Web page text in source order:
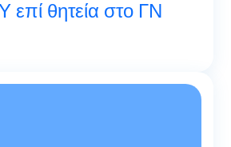
επί θητεία στο ΓΝ